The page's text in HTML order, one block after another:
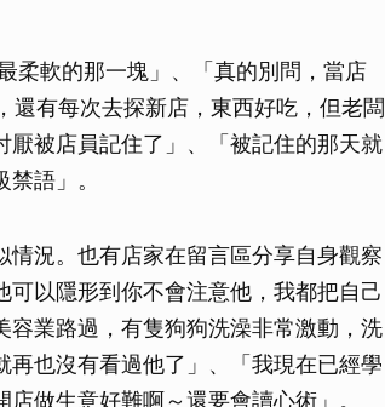
柔軟的那一塊」、「真的別問，當店
還有每次去探新店，東西好吃，但老闆
被店員記住了」、「被記住的那天就
語」。
況。也有店家在留言區分享自身觀察
以隱形到你不會注意他，我都把自己
業路過，有隻狗狗洗澡非常激動，洗
也沒有看過他了」、「我現在已經學
做生意好難啊～還要會讀心術」。